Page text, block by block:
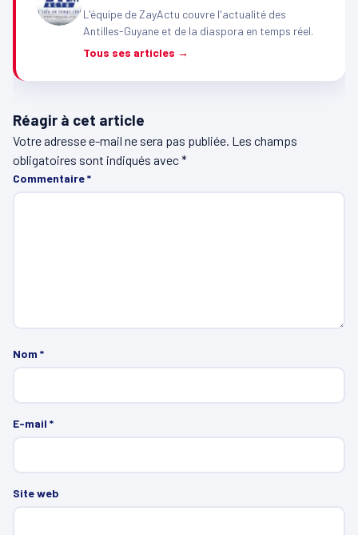
L'équipe de ZayActu couvre l'actualité des
Antilles-Guyane et de la diaspora en temps réel.
Tous ses articles →
Réagir à cet article
Votre adresse e-mail ne sera pas publiée. Les champs
obligatoires sont indiqués avec*
Commentaire*
Nom *
E-mail *
Site web